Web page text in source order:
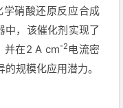
硝酸还原反应合成
中，该催化剂实现了
并在2 A cm-2 电流密
规模化应用潜力。